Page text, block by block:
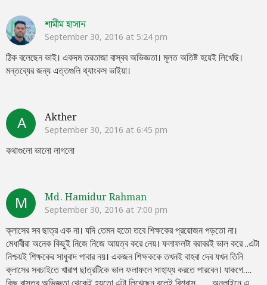
শামীম হাসান
September 30, 2016 at 5:24 pm
ঠিক বলেছেন ভাই। একদম তরতাজা বাস্বব অভিজ্ঞতা। মূলত অতিষ্ট হয়েই লিখেছি।
মন্তব্যের জন্য এত্তগুলি থ্যাংকস ভাইয়া।
A Akther
September 30, 2016 at 6:45 pm
কথাগুলো ভালো লাগলো
M Md. Hamidur Rahman
September 30, 2016 at 7:00 pm
ক্লাসের সব ছাত্র এক না। যদি তেমন হতো তবে শিক্ষকের প্রয়োজন পড়তো না।
মেধাবীরা অনেক কিছুই নিজে নিজে আয়ত্ব করে নেয়। ফলাফলটা বরাবরই ভাল করে ..এটা
নিশ্চয়ই শিক্ষকের সাধুবাদ পাবার নয়। একজন শিক্ষককে তখনই বাহবা দেব যখন তিনি
ক্লাসের সবচাইতে খারাপ ছাত্রটিকে ভাল ফলাফলে সাহায্য করতে পারবেন। যাকগে….